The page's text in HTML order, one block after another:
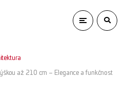
až 210 cm – Elegance a funkčnost